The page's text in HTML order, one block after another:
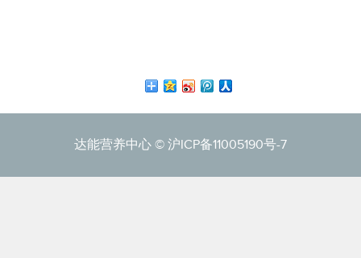
达能营养中心 © 沪ICP备11005190号-7